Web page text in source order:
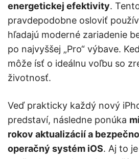
energetickej efektivity.
pravdepodobne osloviť
hľadajú moderné zariadenie
po najvyššej „Pro“ výbave.
môže ísť o ideálnu voľbu so
životnosť.
Veď prakticky každý nový
predstaví, následne ponúka
rokov aktualizácií a
operačný systém iOS. Aj to